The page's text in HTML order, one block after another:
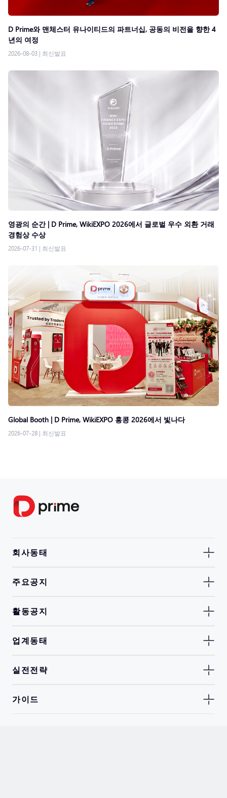
D Prime와 맨체스터 유나이티드의 파트너십, 공동의 비전을 향한 4
년의 여정
2026-08-03 | 최신발표
영광의 순간 | D Prime, WikiEXPO 2026에서 글로벌 우수 외환 거래
경험상 수상
2026-07-31 | 최신발표
Global Booth | D Prime, WikiEXPO 홍콩 2026에서 빛나다
2026-07-28 | 최신발표
회사동태
주요공지
활동공지
업계동태
실전전략
가이드